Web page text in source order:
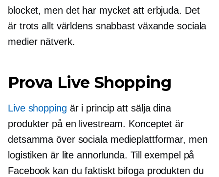
blocket, men det har mycket att erbjuda. Det
är trots allt världens snabbast växande sociala
medier nätverk.
Prova Live Shopping
Live shopping är i princip att sälja dina
produkter på en livestream. Konceptet är
detsamma över sociala medieplattformar, men
logistiken är lite annorlunda. Till exempel på
Facebook kan du faktiskt bifoga produkten du